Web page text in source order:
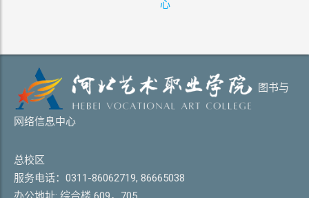
心
图书与
网络信息中心
总校区
服务电话：0311-86062719, 86665038